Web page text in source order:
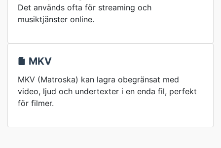
Det används ofta för streaming och
musiktjänster online.
MKV
MKV (Matroska) kan lagra obegränsat med
video, ljud och undertexter i en enda fil, perfekt
för filmer.